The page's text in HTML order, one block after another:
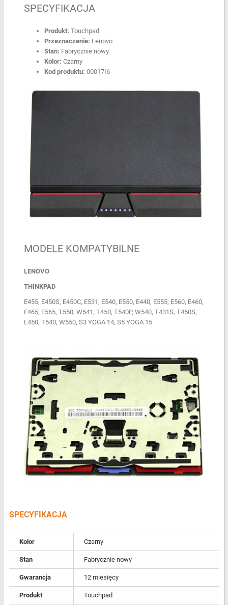
SPECYFIKACJA
Produkt: Touchpad
Przeznaczenie: Lenovo
Stan: Fabrycznie nowy
Kolor: Czarny
Kod produktu: 00017I6
MODELE KOMPATYBILNE
LENOVO
THINKPAD
E455, E450S, E450C, E531, E540, E550, E440, E555, E560, E460,
E465, E565, T550, W541, T450, T540P, W540, T431S, T450S,
L450, T540, W550, S3 YOGA 14, S5 YOGA 15
SPECYFIKACJA
Kolor Czarny
Stan Fabrycznie nowy
Gwarancja 12 miesięcy
Produkt Touchpad